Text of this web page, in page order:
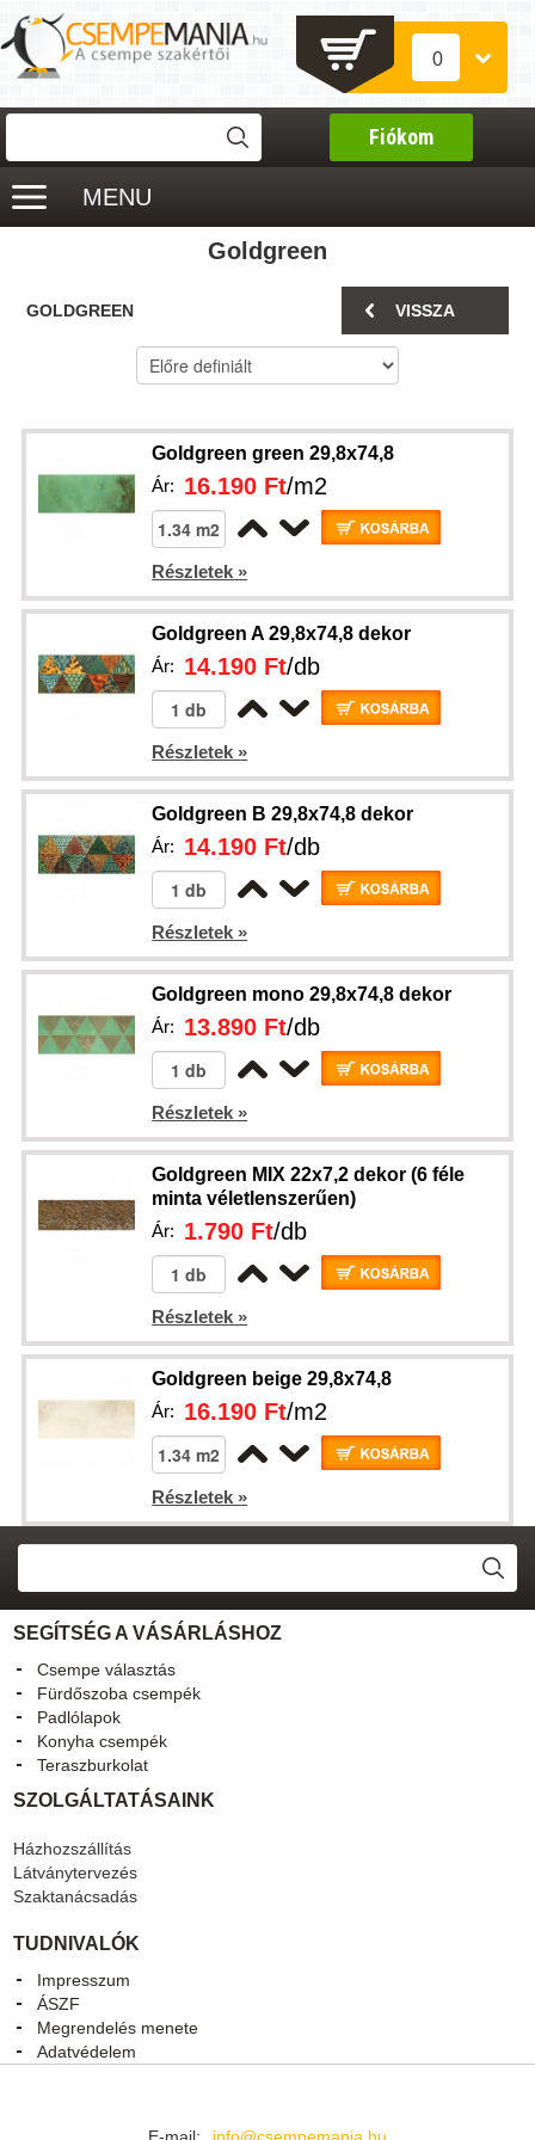
0
Fiókom
MENU
Goldgreen
GOLDGREEN VISSZA
Goldgreen green 29,8x74,8
Ár: 16.190 Ft/m2
Részletek »
Goldgreen A 29,8x74,8 dekor
Ár: 14.190 Ft/db
Részletek »
Goldgreen B 29,8x74,8 dekor
Ár: 14.190 Ft/db
Részletek »
Goldgreen mono 29,8x74,8 dekor
Ár: 13.890 Ft/db
Részletek »
Goldgreen MIX 22x7,2 dekor (6 féle
minta véletlenszerűen)
Ár: 1.790 Ft/db
Részletek »
Goldgreen beige 29,8x74,8
Ár: 16.190 Ft/m2
Részletek »
SEGÍTSÉG A VÁSÁRLÁSHOZ
Csempe választás
Fürdőszoba csempék
Padlólapok
Konyha csempék
Teraszburkolat
SZOLGÁLTATÁSAINK
Házhozszállítás
Látványtervezés
Szaktanácsadás
TUDNIVALÓK
Impresszum
ÁSZF
Megrendelés menete
Adatvédelem